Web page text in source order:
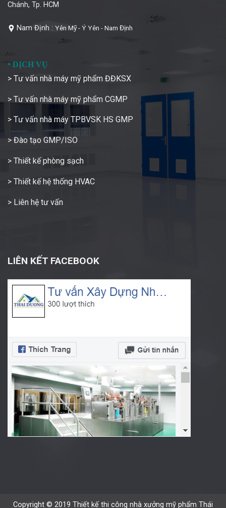
Chánh, Tp. HCM
Nam Định : Yên Mỹ - Ý Yên - Nam Định
• DỊCH VỤ
> Tư vấn nhà máy mỹ phẩm ĐĐKSX
> Tư vấn nhà máy mỹ phẩm CGMP
> Tư vấn nhà máy TPBVSK HS GMP
> Đào tạo GMP/ISO
> Thiết kế phòng sạch
> Thiết kế hệ thống HVAC
> Liên hệ tư vấn
LIÊN KẾT FACEBOOK
Copyright © 2019 Thiết kế thi công nhà xưởng mỹ phẩm Thái